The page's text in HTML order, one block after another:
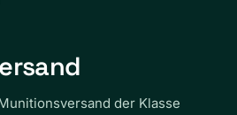
der Klasse